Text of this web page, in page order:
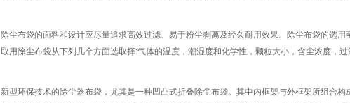
除尘布袋的面料和设计应尽量追求高效过滤、易于粉尘剥离及经久耐用效果。除尘布袋的选
取用除尘布袋从下列几个方面选取择:气体的温度，潮湿度和化学性，颗粒大小，含尘浓度，过
新型环保技术的除尘器布袋，尤其是一种凹凸式折叠除尘布袋。其中内框架与外框架所组合构